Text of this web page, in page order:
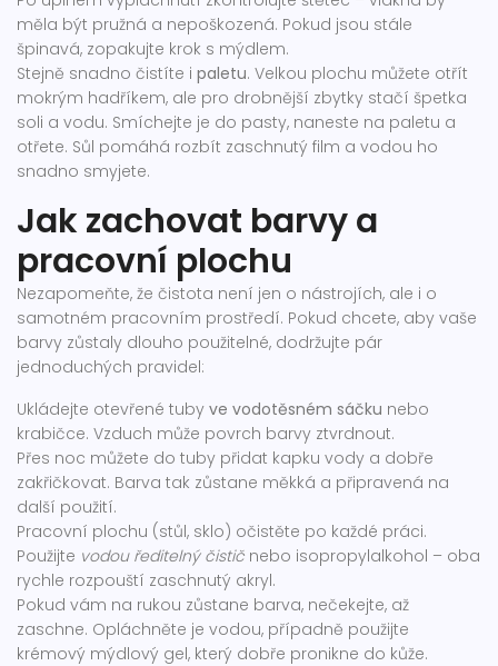
měla být pružná a nepoškozená. Pokud jsou stále
špinavá, zopakujte krok s mýdlem.
Stejně snadno čistíte i paletu. Velkou plochu můžete otřít
mokrým hadříkem, ale pro drobnější zbytky stačí špetka
soli a vodu. Smíchejte je do pasty, naneste na paletu a
otřete. Sůl pomáhá rozbít zaschnutý film a vodou ho
snadno smyjete.
Jak zachovat barvy a
pracovní plochu
Nezapomeňte, že čistota není jen o nástrojích, ale i o
samotném pracovním prostředí. Pokud chcete, aby vaše
barvy zůstaly dlouho použitelné, dodržujte pár
jednoduchých pravidel:
Ukládejte otevřené tuby ve vodotěsném sáčku nebo
krabičce. Vzduch může povrch barvy ztvrdnout.
Přes noc můžete do tuby přidat kapku vody a dobře
zakřičkovat. Barva tak zůstane měkká a připravená na
další použití.
Pracovní plochu (stůl, sklo) očistěte po každé práci.
Použijte vodou ředitelný čistič nebo isopropylalkohol – oba
rychle rozpouští zaschnutý akryl.
Pokud vám na rukou zůstane barva, nečekejte, až
zaschne. Opláchněte je vodou, případně použijte
krémový mýdlový gel, který dobře pronikne do kůže.